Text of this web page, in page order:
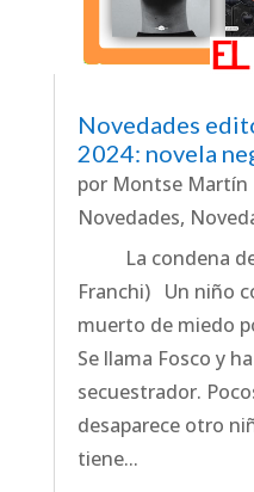
Novedades
2024: novela
por Montse Martín
Novedades,
La condena de
Franchi) Un niño
muerto de miedo
Se llama Fosco y
secuestrador.
desaparece otro
tiene...